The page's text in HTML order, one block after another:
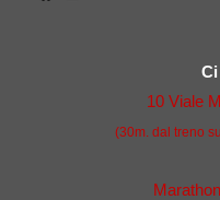
10 Viale
(30m. dal treno